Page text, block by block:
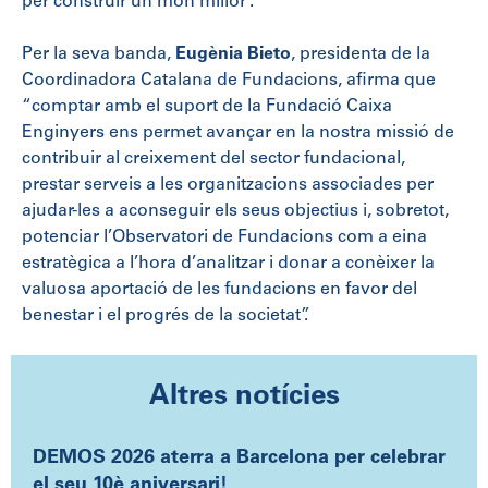
Per la seva banda, Eugènia Bieto, presidenta de la
Coordinadora Catalana de Fundacions, afirma que
“comptar amb el suport de la Fundació Caixa
Enginyers ens permet avançar en la nostra missió de
contribuir al creixement del sector fundacional,
prestar serveis a les organitzacions associades per
ajudar-les a aconseguir els seus objectius i, sobretot,
potenciar l’Observatori de Fundacions com a eina
estratègica a l’hora d’analitzar i donar a conèixer la
valuosa aportació de les fundacions en favor del
benestar i el progrés de la societat”.
Altres notícies
DEMOS 2026 aterra a Barcelona per celebrar